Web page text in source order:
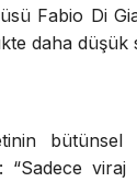
Fabio Di
daha düşük
bütünsel
“Sadece viraj